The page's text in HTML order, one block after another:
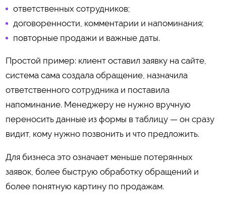
ответственных сотрудников;
договоренности, комментарии и напоминания;
повторные продажи и важные даты.
Простой пример: клиент оставил заявку на сайте,
система сама создала обращение, назначила
ответственного сотрудника и поставила
напоминание. Менеджеру не нужно вручную
переносить данные из формы в таблицу — он сразу
видит, кому нужно позвонить и что предложить.
Для бизнеса это означает меньше потерянных
заявок, более быструю обработку обращений и
более понятную картину по продажам.